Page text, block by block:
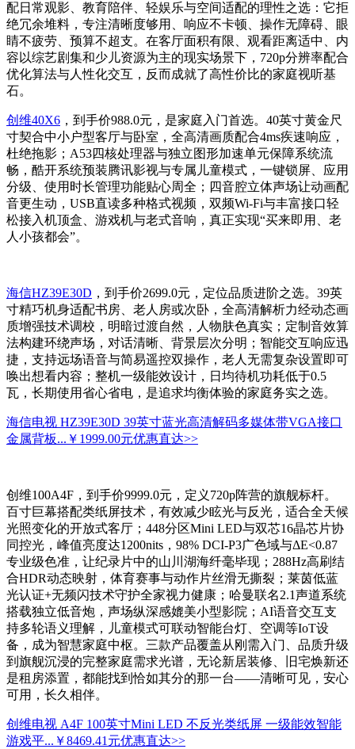
配日常观影、教育陪伴、轻娱乐与空间适配的理性之选：它拒
绝冗余堆料，专注清晰度够用、响应不卡顿、操作无障碍、眼
睛不疲劳、预算不超支。在客厅面积有限、观看距离适中、内
容以综艺剧集和少儿资源为主的现实场景下，720p分辨率配合
优化算法与人性化交互，反而成就了高性价比的家庭视听基
石。
创维40X6 ，到手价988.0元，是家庭入门首选。40英寸黄金尺
寸契合中小户型客厅与卧室，全高清画质配合4ms疾速响应，
杜绝拖影；A53四核处理器与独立图形加速单元保障系统流
畅，酷开系统预装腾讯影视与专属儿童模式，一键锁屏、应用
分级、使用时长管理功能贴心周全；四音腔立体声场让动画配
音更生动，USB直读多种格式视频，双频Wi-Fi与丰富接口轻
松接入机顶盒、游戏机与老式音响，真正实现“买来即用、老
人小孩都会”。
海信HZ39E30D ，到手价2699.0元，定位品质进阶之选。39英
寸精巧机身适配书房、老人房或次卧，全高清解析力经动态画
质增强技术调校，明暗过渡自然，人物肤色真实；定制音效算
法构建环绕声场，对话清晰、背景层次分明；智能交互响应迅
捷，支持远场语音与简易遥控双操作，老人无需复杂设置即可
唤出想看内容；整机一级能效设计，日均待机功耗低于0.5
瓦，长期使用省心省电，是追求均衡体验的家庭务实之选。
海信电视 HZ39E30D 39英寸蓝光高清解码多媒体带VGA接口
金属背板... ￥1999.00元优惠直达>>
创维100A4F，到手价9999.0元，定义720p阵营的旗舰标杆。
百寸巨幕搭配类纸屏技术，有效减少眩光与反光，适合全天候
光照变化的开放式客厅；448分区Mini LED与双芯16晶芯片协
同控光，峰值亮度达1200nits，98% DCI-P3广色域与ΔE<0.87
专业级色准，让纪录片中的山川湖海纤毫毕现；288Hz高刷结
合HDR动态映射，体育赛事与动作片丝滑无撕裂；莱茵低蓝
光认证+无频闪技术守护全家视力健康；哈曼联名2.1声道系统
搭载独立低音炮，声场纵深感媲美小型影院；AI语音交互支
持多轮语义理解，儿童模式可联动智能台灯、空调等IoT设
备，成为智慧家庭中枢。三款产品覆盖从刚需入门、品质升级
到旗舰沉浸的完整家庭需求光谱，无论新居装修、旧宅焕新还
是租房添置，都能找到恰如其分的那一台——清晰可见，安心
可用，长久相伴。
创维电视 A4F 100英寸Mini LED 不反光类纸屏 一级能效智能
游戏平... ￥8469.41元优惠直达>>